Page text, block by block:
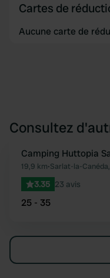
Cartes de
Aucune carte de
Consultez
Reserve maintenant
Camping Huttopia
19,9 km•Sarlat-la-
3.35 23 avis
25 - 35